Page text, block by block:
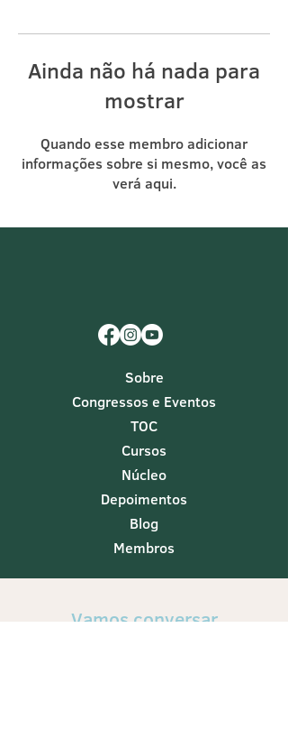
Ainda não há nada para
mostrar
Quando esse membro adicionar
informações sobre si mesmo, você as
verá aqui.
Sobre
Congressos e Eventos
TOC
Cursos
Núcleo
Depoimentos
Blog
Membros
Vamos conversar